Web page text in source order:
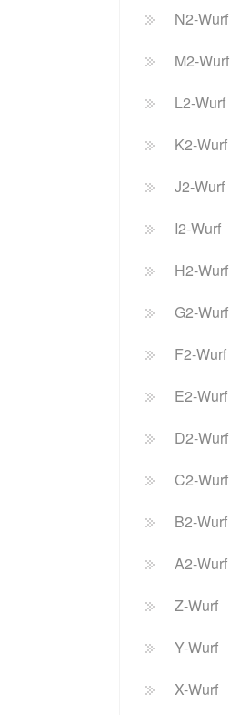
N2-Wurf
M2-Wurf
L2-Wurf
K2-Wurf
J2-Wurf
I2-Wurf
H2-Wurf
G2-Wurf
F2-Wurf
E2-Wurf
D2-Wurf
C2-Wurf
B2-Wurf
A2-Wurf
Z-Wurf
Y-Wurf
X-Wurf